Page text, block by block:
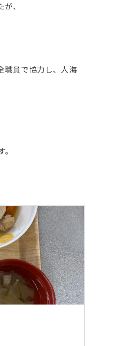
、
職員で協力し、人海